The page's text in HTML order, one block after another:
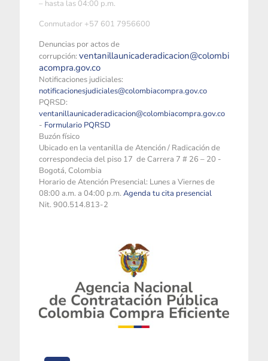
– hasta las 04:00 p.m.
Conmutador +57 601 7956600
Denuncias por actos de
corrupción: ventanillaunicaderadicacion@colombi
acompra.gov.co
Notificaciones judiciales:
notificacionesjudiciales@colombiacompra.gov.co
PQRSD:
ventanillaunicaderadicacion@colombiacompra.gov.co
- Formulario PQRSD
Buzón físico
Ubicado en la ventanilla de Atención / Radicación de
correspondecia del piso 17 de Carrera 7 # 26 – 20 -
Bogotá, Colombia
Horario de Atención Presencial: Lunes a Viernes de
08:00 a.m. a 04:00 p.m. Agenda tu cita presencial
Nit. 900.514.813-2